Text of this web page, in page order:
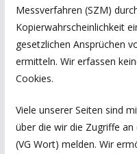
Messverfahren (SZM)
Kopierwahrscheinlichkeit
gesetzlichen Ansprüchen
ermitteln. Wir erfassen
Cookies.
Viele unserer Seiten sind
über die wir die Zugriffe
(VG Wort) melden. Wir